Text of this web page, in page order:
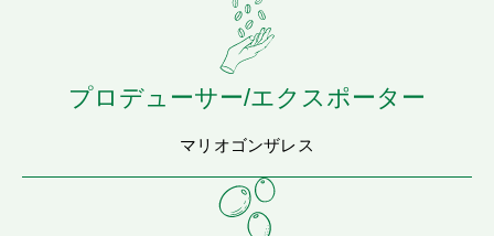
プロデューサー/エクスポーター
マリオゴンザレス